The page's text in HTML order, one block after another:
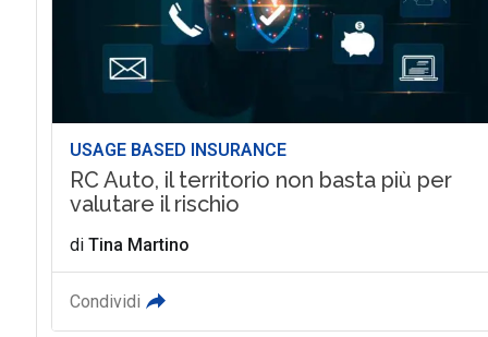
USAGE BASED INSURANCE
RC Auto, il territorio non basta più per
valutare il rischio
di Tina Martino
Condividi